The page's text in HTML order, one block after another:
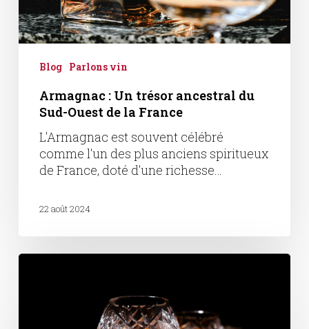
Blog Parlons vin
Armagnac : Un trésor ancestral du
Sud-Ouest de la France
L'Armagnac est souvent célébré
comme l'un des plus anciens spiritueux
de France, doté d'une richesse…
22 août 2024
Rhum